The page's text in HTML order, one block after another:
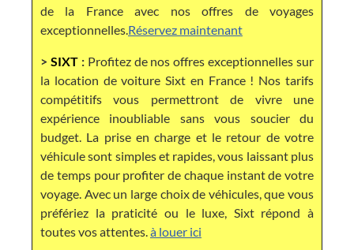
de la France avec nos offres de voyages
exceptionnelles.Réservez maintenant
> SIXT:Profitez de nos offres exceptionnelles sur
la location de voiture Sixt en France ! Nos tarifs
compétitifs vous permettront de vivre une
expérience inoubliable sans vous soucier du
budget. La prise en charge et le retour de votre
véhicule sont simples et rapides, vous laissant plus
de temps pour profiter de chaque instant de votre
voyage. Avec un large choix de véhicules, que vous
préfériez la praticité ou le luxe, Sixt répond à
toutes vos attentes.à louer ici